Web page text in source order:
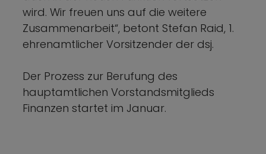
wird. Wir freuen uns auf die weitere
Zusammenarbeit“, betont Stefan Raid, 1.
ehrenamtlicher Vorsitzender der dsj.
Der Prozess zur Berufung des
hauptamtlichen Vorstandsmitglieds
Finanzen startet im Januar.